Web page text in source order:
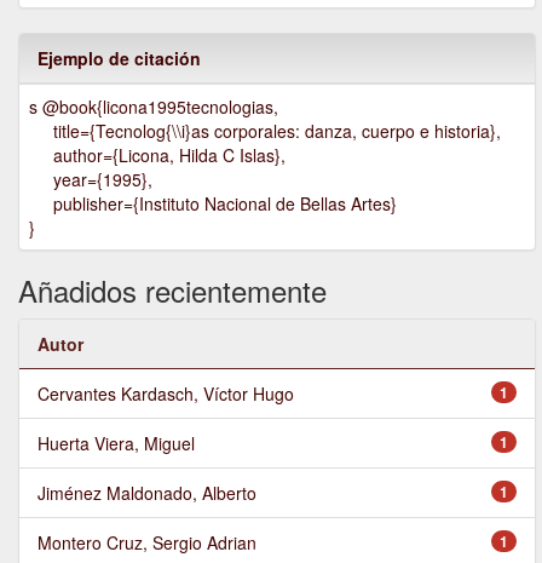
Ejemplo de citación
s @book{licona1995tecnologias,
title={Tecnolog{\\i}as corporales: danza, cuerpo e historia},
author={Licona, Hilda C Islas},
year={1995},
publisher={Instituto Nacional de Bellas Artes}
}
Añadidos recientemente
Autor
1
Cervantes Kardasch, Víctor Hugo
1
Huerta Viera, Miguel
1
Jiménez Maldonado, Alberto
1
Montero Cruz, Sergio Adrian